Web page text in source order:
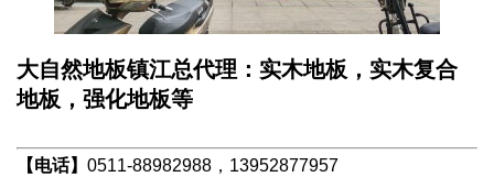
大自然地板镇江总代理：实木地板，实木复合
地板，强化地板等
【电话】 0511-88982988，13952877957